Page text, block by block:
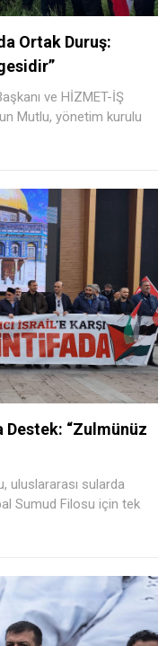
Ortak Duruş:
ve HİZMET-İŞ
Mutlu, yönetim kurulu
Destek: “Zulmünüz
uluslararası sularda
Sumud Filosu için tek